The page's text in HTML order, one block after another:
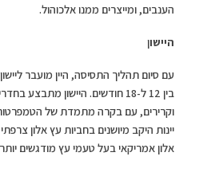
הענבים, ומייצרים ממנו אלכוהול.
היישון
עם סיום תהליך התסיסה, היין מועבר
בין 12 ל-18 חודשים. היישון מתבצע
וקרירים, עם בקרה מתמדת של
יינות היקב מיושנים בחביות עץ אלון
אלון אמריקאי בעל טעמי עץ מודגשים